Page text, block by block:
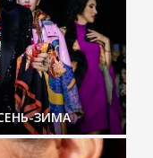
ЗИМА